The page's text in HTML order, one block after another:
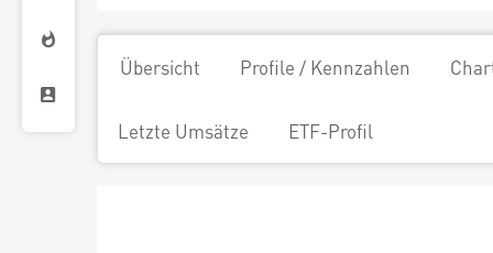
Übersicht Profile / Kennzahlen
Letzte Umsätze ETF-Profil